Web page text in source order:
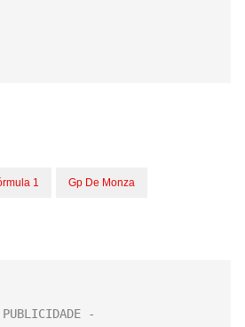
1 Gp De Monza